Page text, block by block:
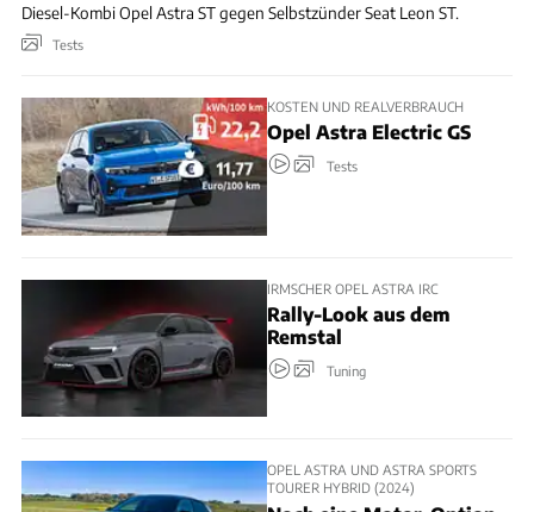
Diesel-Kombi Opel Astra ST gegen Selbstzünder Seat Leon ST.
Tests
KOSTEN UND REALVERBRAUCH
Opel Astra Electric GS
Tests
IRMSCHER OPEL ASTRA IRC
Rally-Look aus dem
Remstal
Tuning
OPEL ASTRA UND ASTRA SPORTS
TOURER HYBRID (2024)